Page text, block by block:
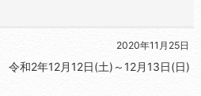
2020年11月25日
令和2年12月12日(土)～12月13日(日)